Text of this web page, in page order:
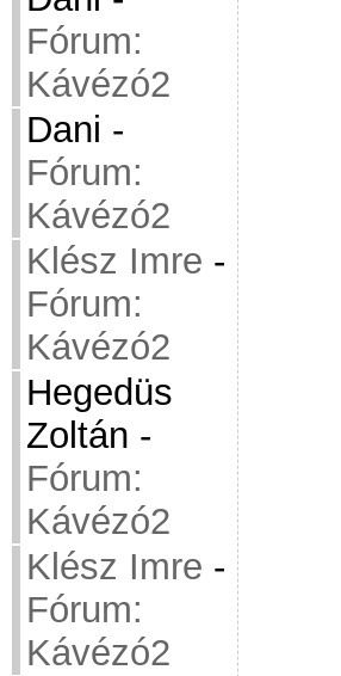
Fórum:
Kávézó2
Dani -
Fórum:
Kávézó2
Klész Imre -
Fórum:
Kávézó2
Hegedüs
Zoltán -
Fórum:
Kávézó2
Klész Imre -
Fórum:
Kávézó2